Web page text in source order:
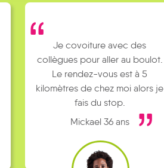
Je covoiture avec des
collègues pour aller au boulot.
Le rendez-vous est à 5
kilomètres de chez moi alors je
fais du stop.
Mickael 36 ans